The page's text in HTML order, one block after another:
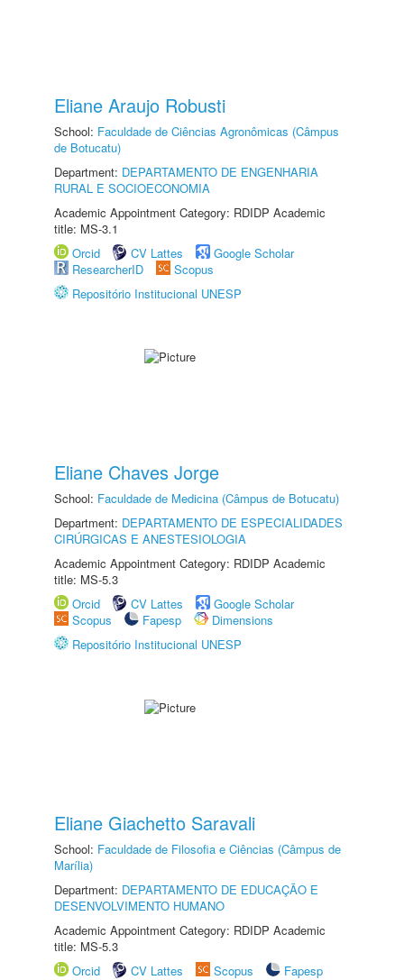
Eliane Araujo Robusti
School: Faculdade de Ciências Agronômicas (Câmpus
de Botucatu)
Department: DEPARTAMENTO DE ENGENHARIA
RURAL E SOCIOECONOMIA
Academic Appointment Category: RDIDP Academic
title: MS-3.1
Orcid
CV Lattes
Google Scholar
ResearcherID
Scopus
Repositório Institucional UNESP
Eliane Chaves Jorge
School: Faculdade de Medicina (Câmpus de Botucatu)
Department: DEPARTAMENTO DE ESPECIALIDADES
CIRÚRGICAS E ANESTESIOLOGIA
Academic Appointment Category: RDIDP Academic
title: MS-5.3
Orcid
CV Lattes
Google Scholar
Scopus
Fapesp
Dimensions
Repositório Institucional UNESP
Eliane Giachetto Saravali
School: Faculdade de Filosofia e Ciências (Câmpus de
Marília)
Department: DEPARTAMENTO DE EDUCAÇÃO E
DESENVOLVIMENTO HUMANO
Academic Appointment Category: RDIDP Academic
title: MS-5.3
Orcid
CV Lattes Scopus Fapesp